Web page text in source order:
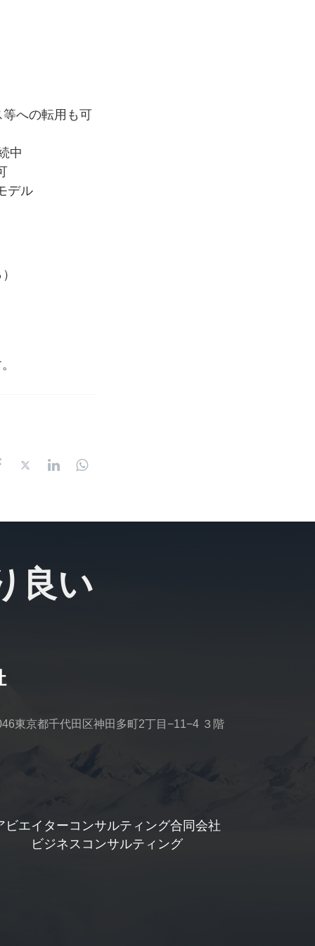
への転用も可
中
デル
良い
東京都千代田区神田多町2丁目−11−4 ３階
ビエイターコンサルティング合同会社
ビジネスコンサルティング